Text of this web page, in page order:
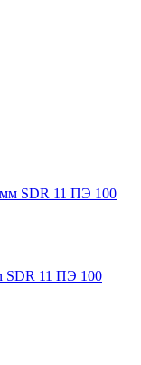
SDR 11 ПЭ 100